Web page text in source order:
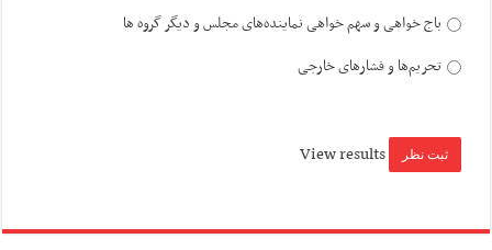
باج خواهی و سهم خواهی نماینده‌های مجلس و دیگر گروه ها
تحریم‌ها و فشارهای خارجی
View results